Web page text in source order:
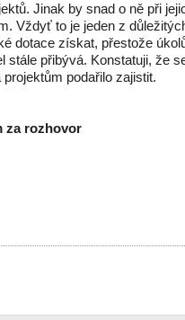
Jinak by snad o ně při
Vždyť to je jeden z
dotace získat, přestože
stále přibývá. Konstatuji, že
podařilo zajistit.
za rozhovor